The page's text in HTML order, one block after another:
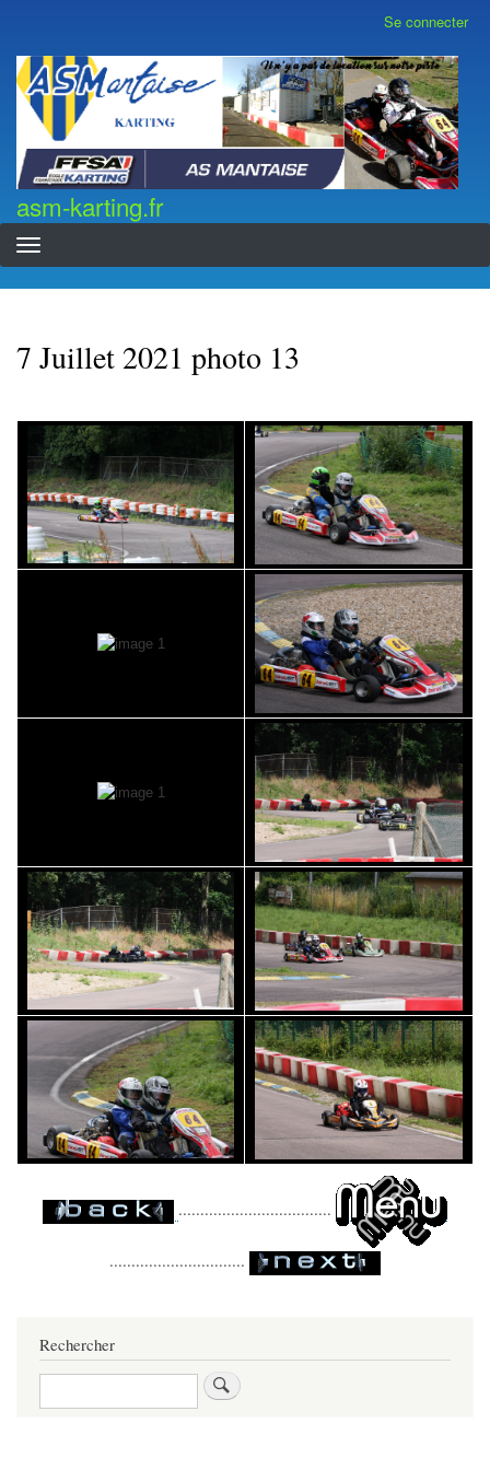
contenu
principal
compte
de
l'utilisateur
Se connecter
asm-karting.fr
asm-karting.fr
7 Juillet 2021 photo 13
...................................
...............................
Rechercher
Rechercher